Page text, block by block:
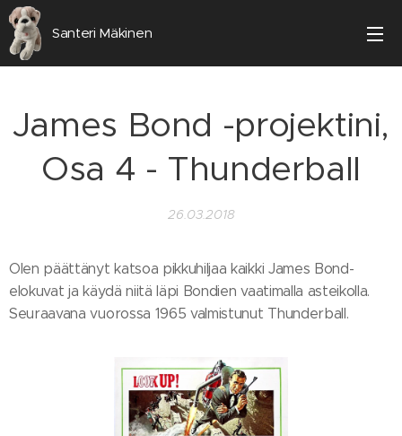
Santeri Mäkinen
James Bond -projektini,
Osa 4 - Thunderball
26.03.2018
Olen päättänyt katsoa pikkuhiljaa kaikki James Bond-
elokuvat ja käydä niitä läpi Bondien vaatimalla asteikolla.
Seuraavana vuorossa 1965 valmistunut Thunderball.